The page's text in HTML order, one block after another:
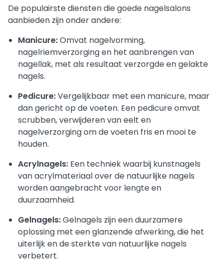
De populairste diensten die goede nagelsalons
aanbieden zijn onder andere:
Manicure:Omvat nagelvorming,
nagelriemverzorging en het aanbrengen van
nagellak, met als resultaat verzorgde en gelakte
nagels.
Pedicure:Vergelijkbaar met een manicure, maar
dan gericht op de voeten. Een pedicure omvat
scrubben, verwijderen van eelt en
nagelverzorging om de voeten fris en mooi te
houden.
Acrylnagels: Een techniek waarbij kunstnagels
van acrylmateriaal over de natuurlijke nagels
worden aangebracht voor lengte en
duurzaamheid.
Gelnagels:Gelnagels zijn een duurzamere
oplossing met een glanzende afwerking, die het
uiterlijk en de sterkte van natuurlijke nagels
verbetert.